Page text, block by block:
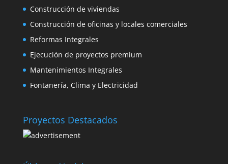
Construcción de viviendas
Construcción de oficinas y locales comerciales
Reformas Integrales
Ejecución de proyectos premium
Mantenimientos Integrales
Fontanería, Clima y Electricidad
Proyectos Destacados